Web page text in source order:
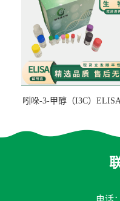
吲哚-3-甲醇（I3C）
电话